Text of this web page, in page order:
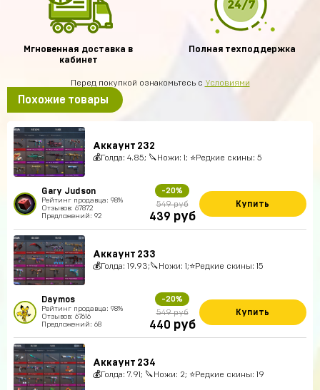
Мгновенная доставка в
кабинет
Полная техподдержка
Перед покупкой ознакомьтесь с Условиями
Похожие товары
Аккаунт 232
💰Голда: 4.85; 🔪Ножи: 1; ⭐️Редкие скины: 5
Gary Judson
Рейтинг продавца: 98%
Отзывов: 67872
Предложений: 92
-20%
549 руб
439 руб
Купить
Аккаунт 233
💰Голда: 19.93;🔪Ножи: 1;⭐️Редкие скины: 15
Daymos
Рейтинг продавца: 98%
Отзывов: 67616
Предложений: 68
-20%
549 руб
440 руб
Купить
Аккаунт 234
💰Голда: 7.91; 🔪Ножи: 2; ⭐️Редкие скины: 19